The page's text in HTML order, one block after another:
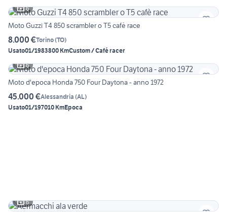
6
Moto Guzzi T4 850 scrambler o T5 cafè race
8.000 €Torino(TO)
Usato01/1983800 KmCustom / Café racer
6
Moto d'epoca Honda 750 Four Daytona - anno 1972
45.000 €Alessandria (AL)
Usato01/197010 KmEpoca
6